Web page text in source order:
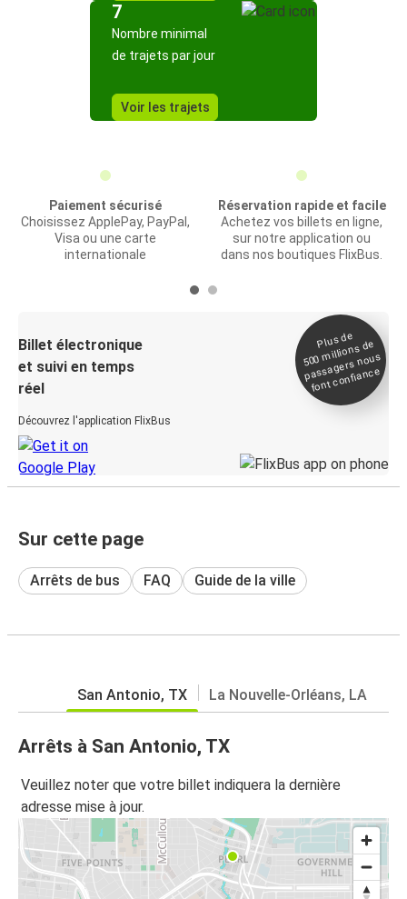
7
Nombre minimal
de trajets par jour
Voir les trajets
Paiement sécurisé
Choisissez ApplePay, PayPal,
Visa ou une carte
internationale
Réservation rapide et facile
Achetez vos billets en ligne,
sur notre application ou
dans nos boutiques FlixBus.
Billet électronique
et suivi en temps
réel
Découvrez l'application FlixBus
Plus de
500
millions de
passagers nous
font confiance
Sur cette page
Arrêts de bus FAQ Guide de la ville
San Antonio, TX La Nouvelle-Orléans, LA
Arrêts à San Antonio, TX
Veuillez noter que votre billet indiquera la dernière
adresse mise à jour.